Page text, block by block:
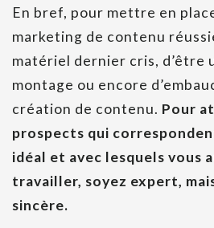
En bref, pour mettre en
marketing de contenu
matériel dernier cris, d’être
montage ou encore
création de contenu. Pour
prospects qui
idéal et avec lesquels vous
travailler, soyez expert,
sincère.